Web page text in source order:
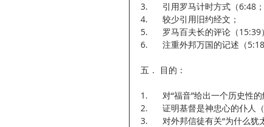
3.      引用罗马计时方式（6:48
4.      较少引用旧约经文；
5.      罗马百夫长的评论（15:39
6.      注重外邦万国的记述（
五． 目的：
1.      对“福音”给出一个历史性
2.      证明基督是神忠心的仆人
3.      对外邦信徒有关“为什么犹